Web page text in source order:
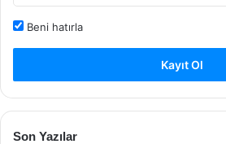
Beni hatırla
Kayıt Ol
Son Yazılar